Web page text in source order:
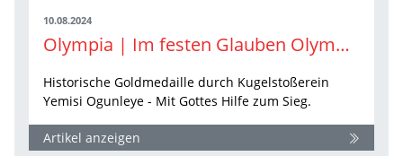
10.08.2024
Olympia | Im festen Glauben Olympiasiegerin
Historische Goldmedaille durch Kugelstoßerein
Yemisi Ogunleye - Mit Gottes Hilfe zum Sieg.
Artikel anzeigen